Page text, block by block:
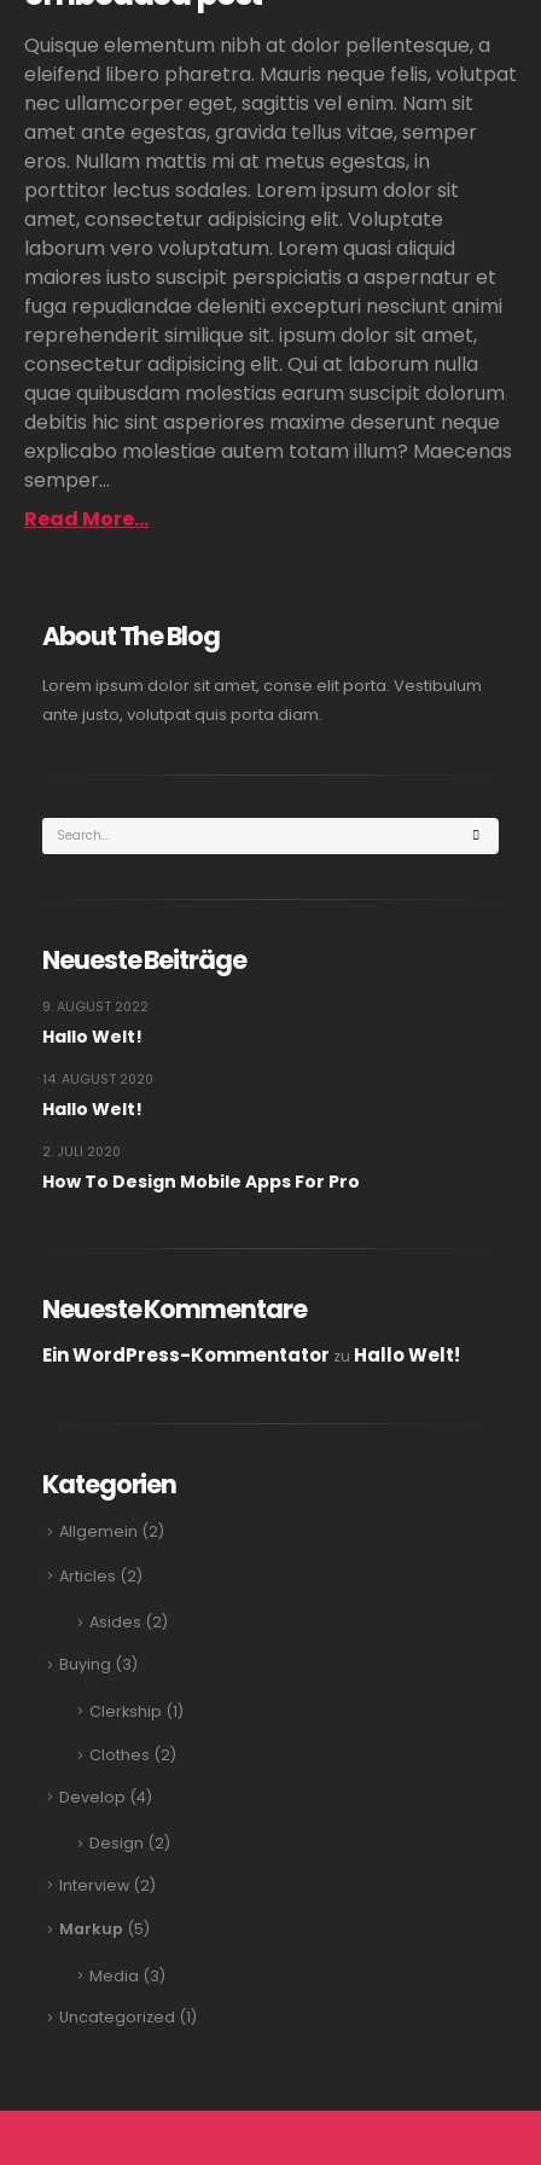
Quisque elementum nibh at dolor pellentesque, a
eleifend libero pharetra. Mauris neque felis, volutpat
nec ullamcorper eget, sagittis vel enim. Nam sit
amet ante egestas, gravida tellus vitae, semper
eros. Nullam mattis mi at metus egestas, in
porttitor lectus sodales. Lorem ipsum dolor sit
amet, consectetur adipisicing elit. Voluptate
laborum vero voluptatum. Lorem quasi aliquid
maiores iusto suscipit perspiciatis a aspernatur et
fuga repudiandae deleniti excepturi nesciunt animi
reprehenderit similique sit. ipsum dolor sit amet,
consectetur adipisicing elit. Qui at laborum nulla
quae quibusdam molestias earum suscipit dolorum
debitis hic sint asperiores maxime deserunt neque
explicabo molestiae autem totam illum? Maecenas
semper...
Read More...
About The Blog
Lorem ipsum dolor sit amet, conse elit porta. Vestibulum
ante justo, volutpat quis porta diam.
Neueste Beiträge
Hallo Welt!
9. AUGUST 2022
Hallo Welt!
14. AUGUST 2020
How To Design Mobile Apps For Pro
2. JULI 2020
Neueste Kommentare
Ein WordPress-Kommentator zu Hallo Welt!
Kategorien
Allgemein (2)
Articles (2)
Asides (2)
Buying (3)
Clerkship (1)
Clothes (2)
Develop (4)
Design (2)
Interview(2)
Markup (5)
Media (3)
Uncategorized (1)